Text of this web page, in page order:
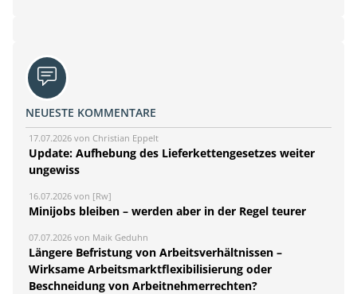
NEUESTE KOMMENTARE
17.07.2026 von Christian Eppelt
Update: Aufhebung des Lieferkettengesetzes weiter
ungewiss
16.07.2026 von [Rw]
Minijobs bleiben – werden aber in der Regel teurer
07.07.2026 von Maik Geduhn
Längere Befristung von Arbeitsverhältnissen –
Wirksame Arbeitsmarktflexibilisierung oder
Beschneidung von Arbeitnehmerrechten?